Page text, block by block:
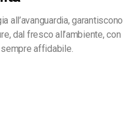
all’avanguardia, garantiscono
dal fresco all’ambiente, con
affidabile.